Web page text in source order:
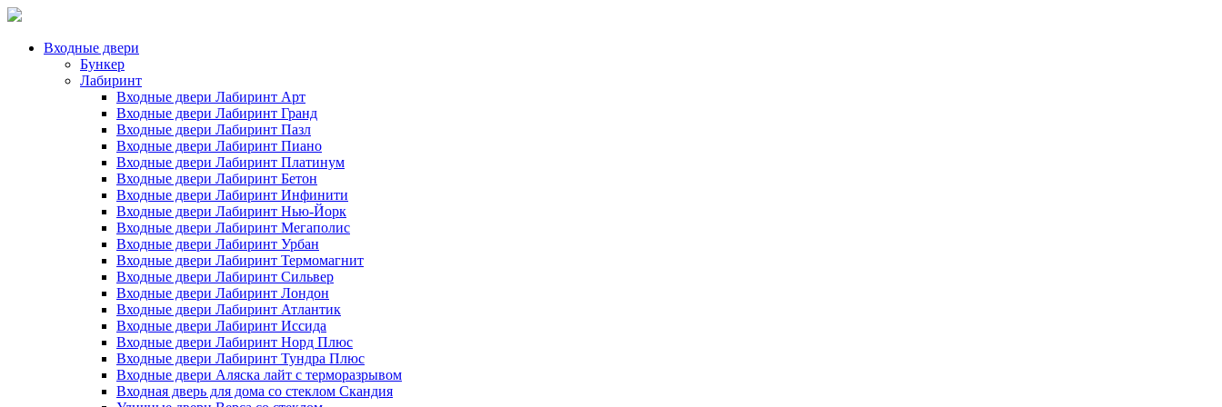
Входные двери
Бункер
Лабиринт
Входные двери Лабиринт Арт
Входные двери Лабиринт Гранд
Входные двери Лабиринт Пазл
Входные двери Лабиринт Пиано
Входные двери Лабиринт Платинум
Входные двери Лабиринт Бетон
Входные двери Лабиринт Инфинити
Входные двери Лабиринт Нью-Йорк
Входные двери Лабиринт Мегаполис
Входные двери Лабиринт Урбан
Входные двери Лабиринт Термомагнит
Входные двери Лабиринт Сильвер
Входные двери Лабиринт Лондон
Входные двери Лабиринт Атлантик
Входные двери Лабиринт Иссида
Входные двери Лабиринт Норд Плюс
Входные двери Лабиринт Тундра Плюс
Входные двери Аляска лайт с терморазрывом
Входная дверь для дома со стеклом Скандия